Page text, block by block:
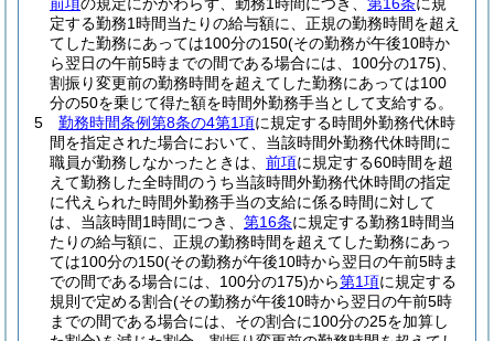
定する勤務1時間当たりの給与額に、正規の勤務時間を超え
てした勤務にあっては100分の150(その勤務が午後10時か
ら翌日の午前5時までの間である場合には、100分の175)
割振り変更前の勤務時間を超えてした勤務にあっては100
分の50を乗じて得た額を時間外勤務手当として支給する。
5
勤務時間条例第8条の4第1項に規定する時間外勤務代休時
間を指定された場合において、当該時間外勤務代休時間に
職員が勤務しなかったときは、 前項に規定する60時間を超
えて勤務した全時間のうち当該時間外勤務代休時間の指定
に代えられた時間外勤務手当の支給に係る時間に対して
は、当該時間1時間につき、 第16条に規定する勤務1時間当
たりの給与額に、正規の勤務時間を超えてした勤務にあっ
ては100分の150(その勤務が午後10時から翌日の午前5時ま
での間である場合には、100分の175)から第1項に規定する
規則で定める割合(その勤務が午後10時から翌日の午前5時
までの間である場合には、その割合に100分の25を加算し